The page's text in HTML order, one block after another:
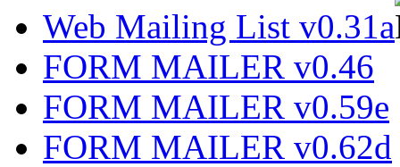
Web Mailing List v0.31a
FORM MAILER v0.46
FORM MAILER v0.59e
FORM MAILER v0.62d